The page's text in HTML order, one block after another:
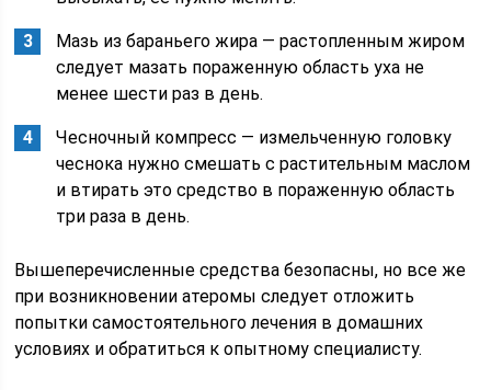
Мазь из бараньего жира — растопленным жиром
следует мазать пораженную область уха не
менее шести раз в день.
Чесночный компресс — измельченную головку
чеснока нужно смешать с растительным маслом
и втирать это средство в пораженную область
три раза в день.
Вышеперечисленные средства безопасны, но все же
при возникновении атеромы следует отложить
попытки самостоятельного лечения в домашних
условиях и обратиться к опытному специалисту.